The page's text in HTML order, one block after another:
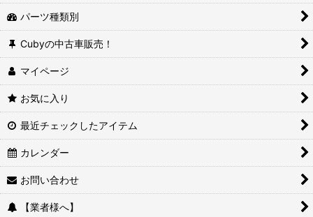
パーツ種類別
Cubyの中古車販売！
マイページ
お気に入り
最近チェックしたアイテム
カレンダー
お問い合わせ
【業者様へ】